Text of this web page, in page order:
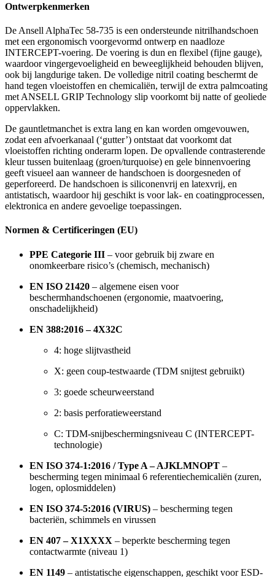
Ontwerpkenmerken
De Ansell AlphaTec 58-735 is een ondersteunde nitrilhandschoen
met een ergonomisch voorgevormd ontwerp en naadloze
INTERCEPT-voering. De voering is dun en flexibel (fijne gauge),
waardoor vingergevoeligheid en beweeglijkheid behouden blijven,
ook bij langdurige taken. De volledige nitril coating beschermt de
hand tegen vloeistoffen en chemicaliën, terwijl de extra palmcoating
met ANSELL GRIP Technology slip voorkomt bij natte of geoliede
oppervlakken.
De gauntletmanchet is extra lang en kan worden omgevouwen,
zodat een afvoerkanaal (‘gutter’) ontstaat dat voorkomt dat
vloeistoffen richting onderarm lopen. De opvallende contrasterende
kleur tussen buitenlaag (groen/turquoise) en gele binnenvoering
geeft visueel aan wanneer de handschoen is doorgesneden of
geperforeerd. De handschoen is siliconenvrij en latexvrij, en
antistatisch, waardoor hij geschikt is voor lak- en coatingprocessen,
elektronica en andere gevoelige toepassingen.
Normen & Certificeringen (EU)
PPE Categorie III – voor gebruik bij zware en
onomkeerbare risico’s (chemisch, mechanisch)
EN ISO 21420 – algemene eisen voor
beschermhandschoenen (ergonomie, maatvoering,
onschadelijkheid)
EN 388:2016 – 4X32C
4: hoge slijtvastheid
X: geen coup-testwaarde (TDM snijtest gebruikt)
3: goede scheurweerstand
2: basis perforatieweerstand
C: TDM-snijbeschermingsniveau C (INTERCEPT-
technologie)
EN ISO 374-1:2016 / Type A – AJKLMNOPT –
bescherming tegen minimaal 6 referentiechemicaliën (zuren,
logen, oplosmiddelen)
EN ISO 374-5:2016 (VIRUS) – bescherming tegen
bacteriën, schimmels en virussen
EN 407 – X1XXXX – beperkte bescherming tegen
contactwarmte (niveau 1)
EN 1149 – antistatische eigenschappen, geschikt voor ESD-